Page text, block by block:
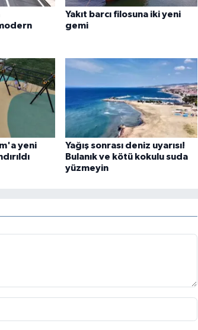
Yakıt barcı filosuna iki yeni
gemi
yeni
Yağış sonrası deniz uyarısı!
Bulanık ve kötü kokulu suda
yüzmeyin